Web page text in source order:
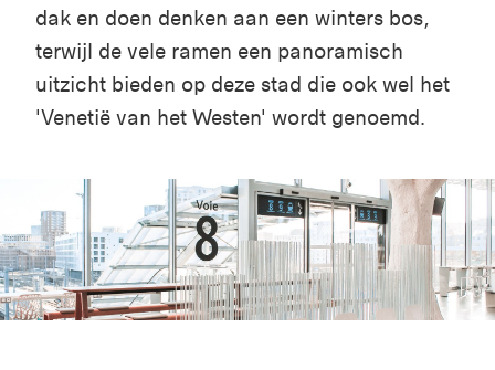
dak en doen denken aan een winters bos,
terwijl de vele ramen een panoramisch
uitzicht bieden op deze stad die ook wel het
'Venetië van het Westen' wordt genoemd.